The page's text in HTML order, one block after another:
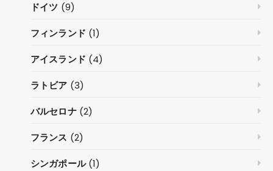
ドイツ (9)
フィンランド (1)
アイスランド (4)
ラトビア (3)
バルセロナ(2)
フランス (2)
シンガポール(1)